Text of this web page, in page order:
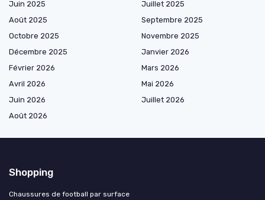
Juin 2025
Juillet 2025
Août 2025
Septembre 2025
Octobre 2025
Novembre 2025
Décembre 2025
Janvier 2026
Février 2026
Mars 2026
Avril 2026
Mai 2026
Juin 2026
Juillet 2026
Août 2026
Shopping
Chaussures de football par surface